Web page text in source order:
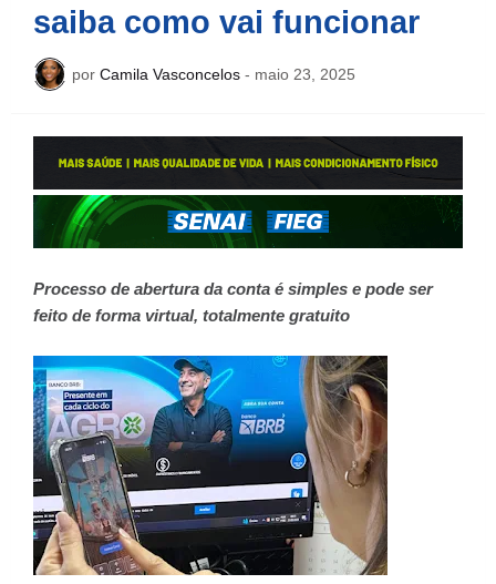
saiba como vai funcionar
por Camila Vasconcelos - maio 23, 2025
Processo de abertura da conta é simples e pode ser
feito de forma virtual, totalmente gratuito